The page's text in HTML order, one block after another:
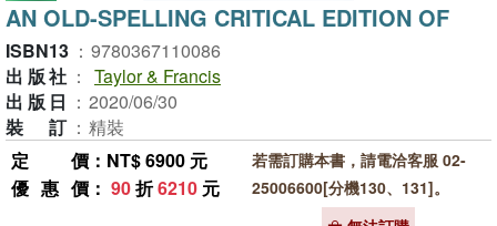
AN OLD-SPELLING CRITICAL EDITION OF
ISBN13 ： 9780367110086
出版社 ： Taylor & Francis
出版日 ： 2020/06/30
裝訂 ： 精裝
定價 ：NT$ 6900 元
優惠價 ： 90折6210 元
若需訂購本書，請電洽客服 02-
25006600[分機130、131]。